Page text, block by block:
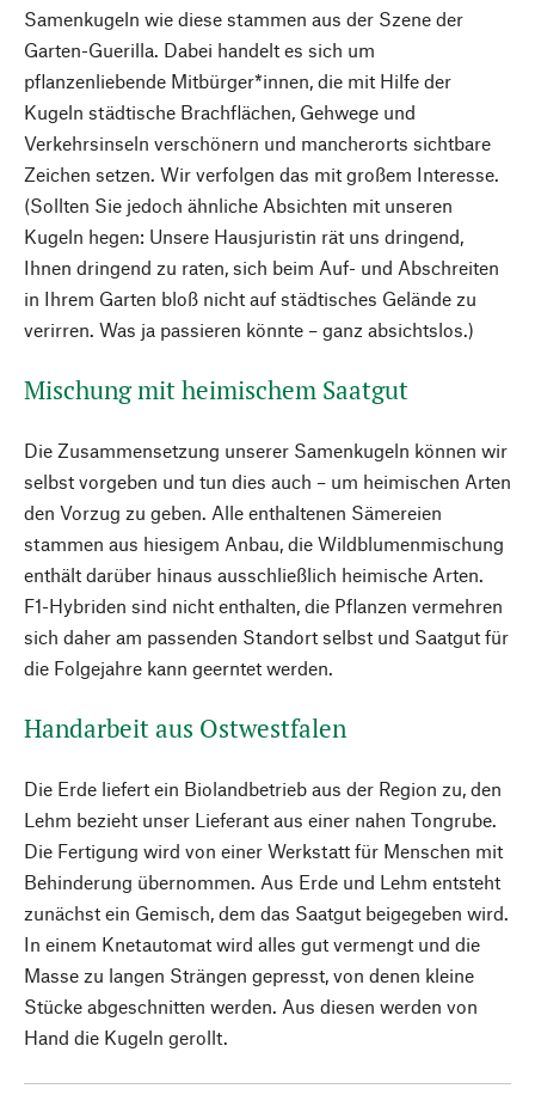
Samenkugeln wie diese stammen aus der Szene der
Garten-Guerilla. Dabei handelt es sich um
pflanzenliebende Mitbürger*innen, die mit Hilfe der
Kugeln städtische Brachflächen, Gehwege und
Verkehrsinseln verschönern und mancherorts sichtbare
Zeichen setzen. Wir verfolgen das mit großem Interesse.
(Sollten Sie jedoch ähnliche Absichten mit unseren
Kugeln hegen: Unsere Hausjuristin rät uns dringend,
Ihnen dringend zu raten, sich beim Auf- und Abschreiten
in Ihrem Garten bloß nicht auf städtisches Gelände zu
verirren. Was ja passieren könnte – ganz absichtslos.)
Mischung mit heimischem Saatgut
Die Zusammensetzung unserer Samenkugeln können wir
selbst vorgeben und tun dies auch – um heimischen Arten
den Vorzug zu geben. Alle enthaltenen Sämereien
stammen aus hiesigem Anbau, die Wildblumenmischung
enthält darüber hinaus ausschließlich heimische Arten.
F1-Hybriden sind nicht enthalten, die Pflanzen vermehren
sich daher am passenden Standort selbst und Saatgut für
die Folgejahre kann geerntet werden.
Handarbeit aus Ostwestfalen
Die Erde liefert ein Biolandbetrieb aus der Region zu, den
Lehm bezieht unser Lieferant aus einer nahen Tongrube.
Die Fertigung wird von einer Werkstatt für Menschen mit
Behinderung übernommen. Aus Erde und Lehm entsteht
zunächst ein Gemisch, dem das Saatgut beigegeben wird.
In einem Knetautomat wird alles gut vermengt und die
Masse zu langen Strängen gepresst, von denen kleine
Stücke abgeschnitten werden. Aus diesen werden von
Hand die Kugeln gerollt.